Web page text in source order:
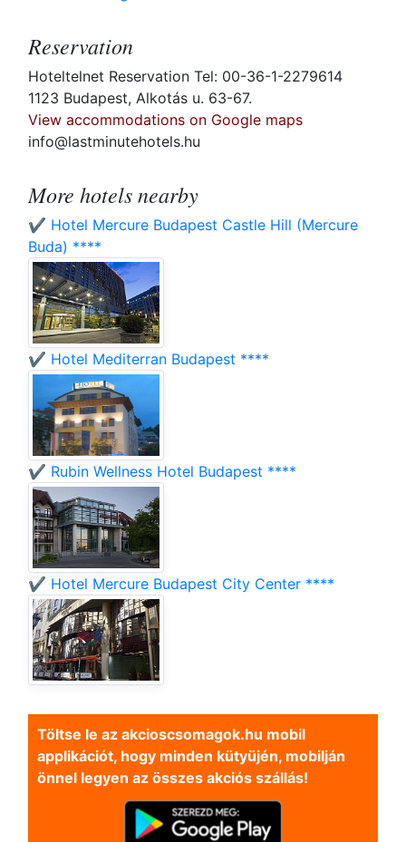
Reservation
Hoteltelnet Reservation Tel: 00-36-1-2279614
1123 Budapest, Alkotás u. 63-67.
View accommodations on Google maps
info@lastminutehotels.hu
More hotels nearby
✔️ Hotel Mercure Budapest Castle Hill (Mercure
Buda) ****
✔️ Hotel Mediterran Budapest ****
✔️ Rubin Wellness Hotel Budapest ****
✔️ Hotel Mercure Budapest City Center ****
Töltse le az akcioscsomagok.hu mobil
applikációt, hogy minden kütyüjén, mobilján
önnel legyen az összes akciós szállás!